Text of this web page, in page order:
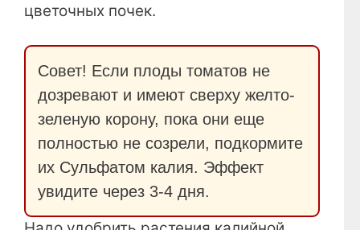
цветочных почек.
Совет! Если плоды томатов не
дозревают и имеют сверху желто-
зеленую корону, пока они еще
полностью не созрели, подкормите
их Сульфатом калия. Эффект
увидите через 3-4 дня.